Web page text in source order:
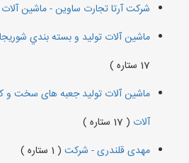
شرکت آرتا تجارت ساوین - ماشین آلات
ماشین آلات توليد و بسته بندي
17 ستاره )
ماشین آلات تولید جعبه های سخت و
آلات ( 17 ستاره )
مهدی قلندری - شرکت ( 1 ستاره )